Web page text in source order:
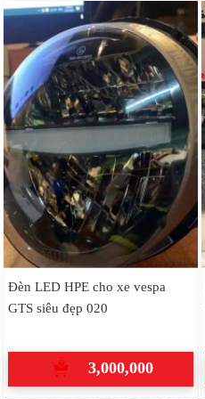
Đèn LED HPE cho xe vespa
GTS siêu đẹp 020
3,000,000